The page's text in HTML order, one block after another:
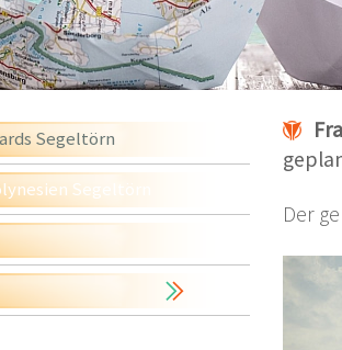
Segeltörn
Segeltörn
Der